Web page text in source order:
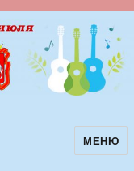
МЕНЮ